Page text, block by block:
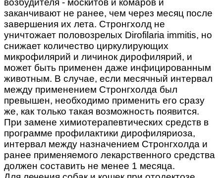
возбудителя - москитов и комаров и
заканчивают не ранее, чем через месяц после
завершения их лета. Стронгхолд не
уничтожает половозрелых Dirofilaria immitis, но
снижает количество циркулирующих
микрофилярий и личинок дирофилярий, и
может быть применен даже инфицированным
животным. В случае, если месячный интервал
между применением Стронгхолда был
превышен, необходимо применить его сразу
же, как только такая возможность появится.
При замене химиотерапевтических средств в
программе профилактики дирофиляриоза,
интервал между назначением Стронгхолда и
ранее применяемого лекарственного средства
должен составить не менее 1 месяца.